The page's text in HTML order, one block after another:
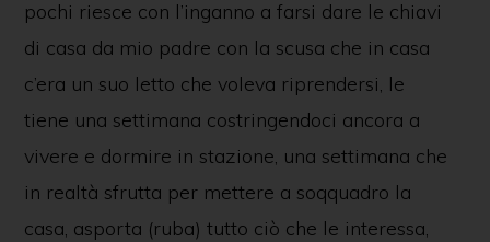
pochi riesce con l’inganno a farsi dare le chiavi
di casa da mio padre con la scusa che in casa
c’era un suo letto che voleva riprendersi, le
tiene una settimana costringendoci ancora a
vivere e dormire in stazione, una settimana che
in realtà sfrutta per mettere a soqquadro la
casa, asporta (ruba) tutto ciò che le interessa,